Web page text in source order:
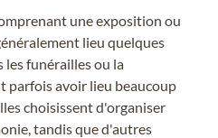
une exposition ou
lieu quelques
les funérailles ou la
parfois avoir lieu beaucoup
choisissent d'organiser
tandis que d'autres